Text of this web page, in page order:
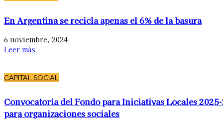
En Argentina se recicla apenas el 6% de la basura
6 noviembre, 2024
Leer más
CAPITAL SOCIAL
Convocatoria del Fondo para Iniciativas Locales
para organizaciones sociales